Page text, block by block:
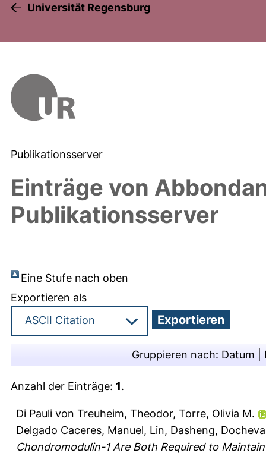
Universität Regensburg
Publikationsserver
Einträge von
Publikationsserver
Eine Stufe nach oben
Exportieren als
Gruppieren nach: Datum
Anzahl der Einträge: 1.
Di Pauli von Treuheim, Theodor, Torre, Olivia M.
Delgado Caceres, Manuel, Lin, Dasheng,
Chondromodulin-1 Are Both Required to